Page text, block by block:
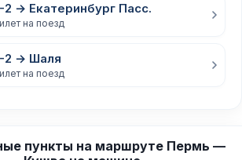
→ Екатеринбург Пасс.
на поезд
2 → Шаля
на поезд
пункты на маршруте Пермь —